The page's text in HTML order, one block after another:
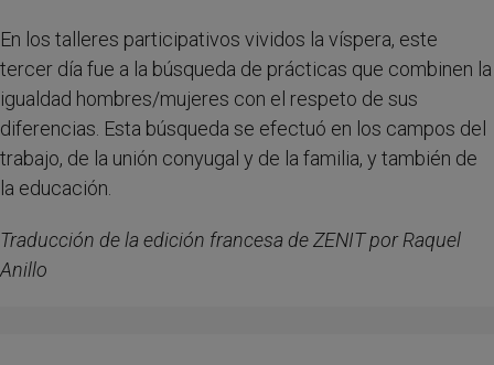
En los talleres participativos vividos la víspera, este
tercer día fue a la búsqueda de prácticas que combinen la
igualdad hombres/mujeres con el respeto de sus
diferencias. Esta búsqueda se efectuó en los campos del
trabajo, de la unión conyugal y de la familia, y también de
la educación.
Traducción de la edición francesa de ZENIT por Raquel
Anillo